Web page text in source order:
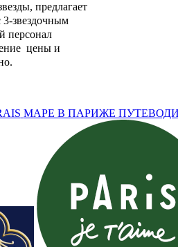
предлагает
3-звездочным
персонал
цены и
МАРЕ В ПАРИЖЕ